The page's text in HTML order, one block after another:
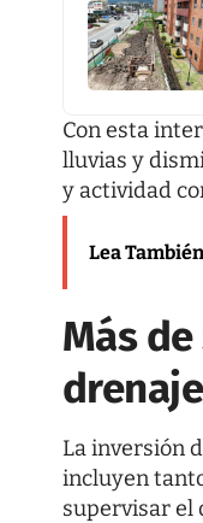
Con esta
lluvias y
y actividad
Lea
Más
drenaje
La inversión
incluyen
supervisar el